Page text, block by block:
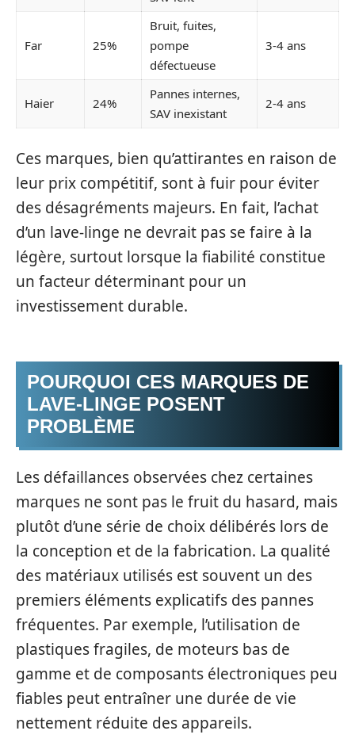
Far 25%
Bruit, fuites,
pompe
défectueuse
3-4 ans
Haier 24%
Pannes internes,
SAV inexistant
2-4 ans
Ces marques, bien qu’attirantes en raison de
leur prix compétitif, sont à fuir pour éviter
des désagréments majeurs. En fait, l’achat
d’un lave-linge ne devrait pas se faire à la
légère, surtout lorsque la fiabilité constitue
un facteur déterminant pour un
investissement durable.
POURQUOI CES MARQUES DE
LAVE-LINGE POSENT
PROBLÈME
Les défaillances observées chez certaines
marques ne sont pas le fruit du hasard, mais
plutôt d’une série de choix délibérés lors de
la conception et de la fabrication. La qualité
des matériaux utilisés est souvent un des
premiers éléments explicatifs des pannes
fréquentes. Par exemple, l’utilisation de
plastiques fragiles, de moteurs bas de
gamme et de composants électroniques peu
fiables peut entraîner une durée de vie
nettement réduite des appareils.